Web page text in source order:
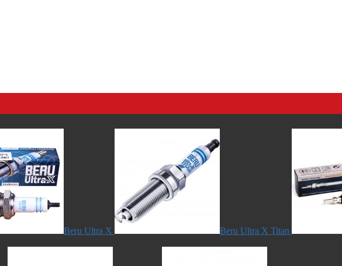
Beru Ultra X Beru Ultra X Titan